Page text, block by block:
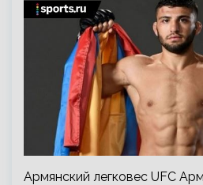
Армянский легковес UFC